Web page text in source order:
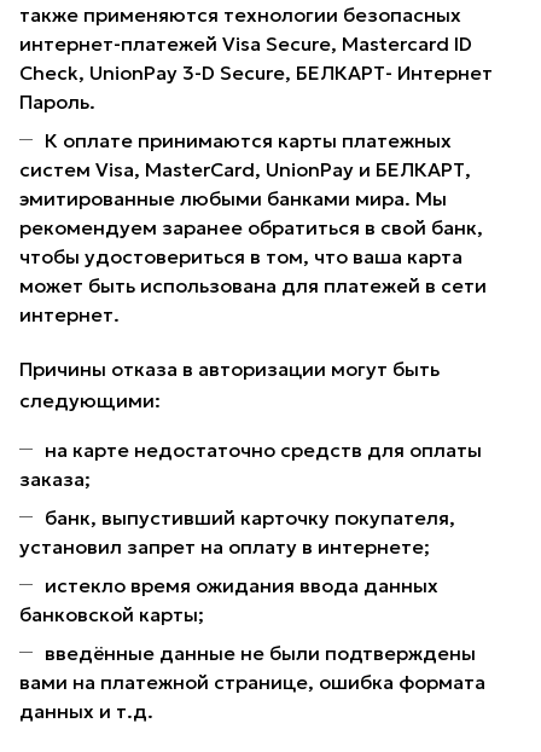
также применяются технологии безопасных
интернет-платежей Visa Secure, Mastercard ID
Check, UnionPay 3-D Secure, БЕЛКАРТ- Интернет
Пароль.
К оплате принимаются карты платежных
систем Visa, MasterCard, UnionPay и БЕЛКАРТ,
эмитированные любыми банками мира. Мы
рекомендуем заранее обратиться в свой банк,
чтобы удостовериться в том, что ваша карта
может быть использована для платежей в сети
интернет.
Причины отказа в авторизации могут быть
следующими:
на карте недостаточно средств для оплаты
заказа;
банк, выпустивший карточку покупателя,
установил запрет на оплату в интернете;
истекло время ожидания ввода данных
банковской карты;
введённые данные не были подтверждены
вами на платежной странице, ошибка формата
данных и т.д.